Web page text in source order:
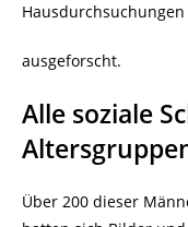
ausgeforscht.
Alle soziale
Über 200 dieser